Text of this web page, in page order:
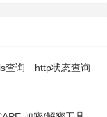
查询
http状态查询